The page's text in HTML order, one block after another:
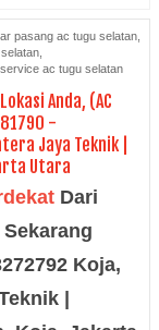
pasang ac tugu selatan
service ac tugu selatan
Anda, (AC
-
Jaya Teknik |
Utara
Dari
Koja,
|